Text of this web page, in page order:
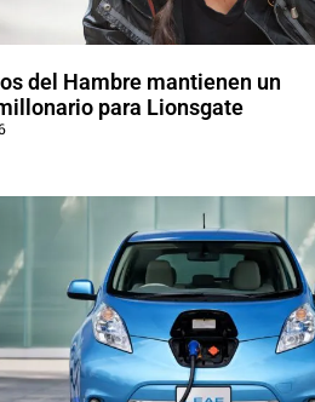
del Hambre mantienen un
para Lionsgate